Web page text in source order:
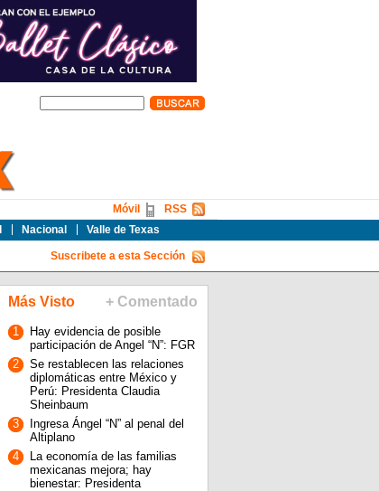
Nacional Valle de Texas
RSS
Móvil
Suscribete a esta Sección
Más Visto + Comentado
1
Hay evidencia de posible
participación de Angel “N”: FGR
2
Se restablecen las relaciones
diplomáticas entre México y
Perú: Presidenta Claudia
Sheinbaum
3
Ingresa Ángel “N” al penal del
Altiplano
4
La economía de las familias
mexicanas mejora; hay
bienestar: Presidenta